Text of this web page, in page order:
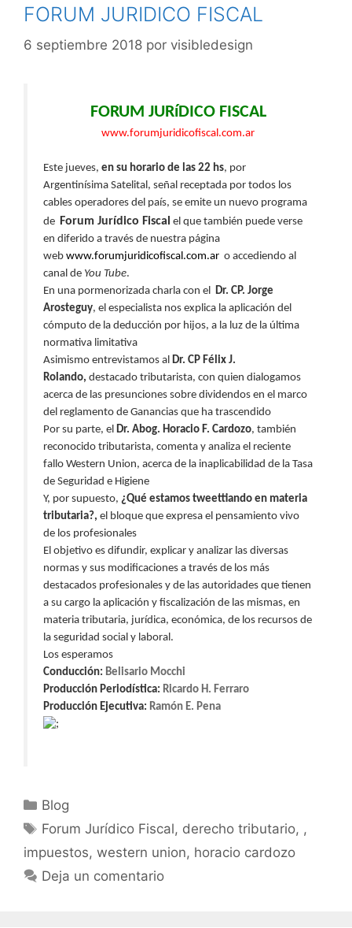
FORUM JURIDICO FISCAL
6 septiembre 2018 por visibledesign
FORUM JURíDICO FISCAL
www.forumjuridicofiscal.com.ar
Este jueves, en su horario de las 22 hs, por
Argentinísima Satelital, señal receptada por todos los
cables operadores del país, se emite un nuevo programa
de Forum Jurídico Fiscal el que también puede verse
en diferido a través de nuestra página
web www.forumjuridicofiscal.com.ar o accediendo al
canal de You Tube.
En una pormenorizada charla con el
Dr. CP. Jorge
Arosteguy, el especialista nos explica la aplicación del
cómputo de la deducción por hijos, a la luz de la última
normativa limitativa
Asimismo entrevistamos al Dr. CP Félix J.
Rolando, destacado tributarista, con quien dialogamos
acerca de las presunciones sobre dividendos en el marco
del reglamento de Ganancias que ha trascendido
Por su parte, el Dr. Abog. Horacio F. Cardozo, también
reconocido tributarista, comenta y analiza el reciente
fallo Western Union, acerca de la inaplicabilidad de la Tasa
de Seguridad e Higiene
Y, por supuesto, ¿Qué estamos tweettiando en materia
tributaria?, el bloque que expresa el pensamiento vivo
de los profesionales
El objetivo es difundir, explicar y analizar las diversas
normas y sus modificaciones a través de los más
destacados profesionales y de las autoridades que tienen
a su cargo la aplicación y fiscalización de las mismas, en
materia tributaria, jurídica, económica, de los recursos de
la seguridad social y laboral.
Los esperamos
Conducción: Belisario Mocchi
Producción Periodística: Ricardo H. Ferraro
Producción Ejecutiva: Ramón E. Pena
Blog
Forum Jurídico Fiscal, derecho tributario, ,
impuestos, western union, horacio cardozo
Deja un comentario